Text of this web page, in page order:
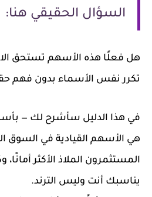
السؤال الحقيقي هنا:
هل فعلًا هذه الأسهم تستحق
تكرر نفس الأسماء بدون فهم
في هذا الدليل سأشرح لك —
هي الأسهم القيادية في السوق
المستثمرون الملاذ الأكثر
يناسبك أنت وليس الترند.